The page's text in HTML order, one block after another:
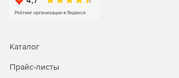
Каталог
Прайс-листы